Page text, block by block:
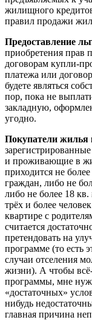
жилищного
правил продажи
Предоставление
приобретения прав
договорам купли-
платежа или
будете являться
пор, пока не
закладную,
угодно.
Покупатели жилья
и проживающие в
приходится не
граждан, либо не
либо не более 18
трёх и более
квартире с
считается
претендовать на
программе (то есть
случаи отселения
жизни). А чтобы всё-
программы, мне
«достаточных»
нибудь
главная причина